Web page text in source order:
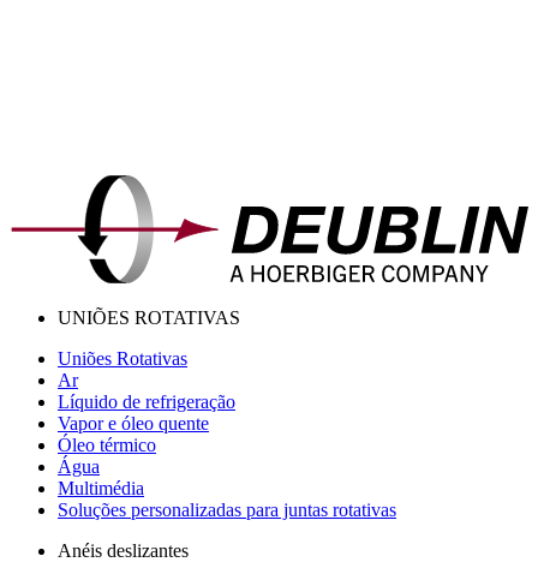
UNIÕES ROTATIVAS
Uniões Rotativas
Ar
Líquido de refrigeração
Vapor e óleo quente
Óleo térmico
Água
Multimédia
Soluções personalizadas para juntas rotativas
Anéis deslizantes